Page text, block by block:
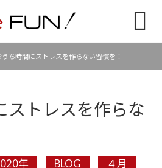

うち時間にストレスを作らない習慣を！
ストレスを作らな
年 BLOG ４月